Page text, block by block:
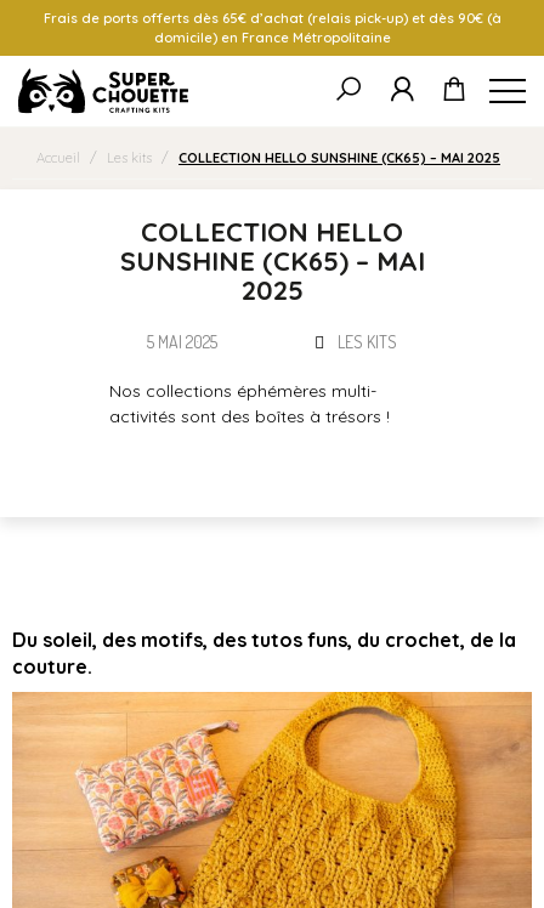
Frais de ports offerts dès 65€ d’achat (relais pick-up) et dès 90€ (à
domicile) en France Métropolitaine
Accueil / Les kits / COLLECTION HELLO SUNSHINE (CK65) – MAI 2025
COLLECTION HELLO
SUNSHINE (CK65) – MAI
2025
5 MAI 2025 LES KITS
Nos collections éphémères multi-
activités sont des boîtes à trésors !
Du soleil, des motifs, des tutos funs, du crochet, de la
couture.